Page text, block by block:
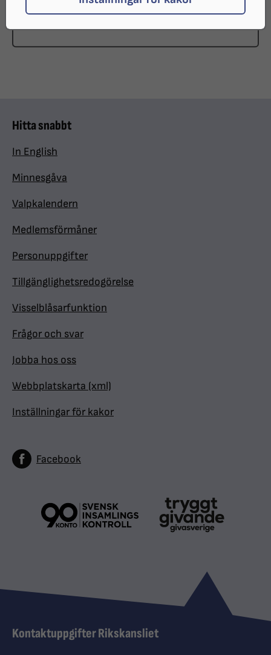
Karlstad - Sandgrund
Hitta snabbt
In English
Minnesgåva
Valpkalendern
Medlemsförmåner
Personuppgifter
Tillgänglighetsredogörelse
Visselblåsarfunktion
Frågor och svar
Jobba hos oss
Webbplatskarta (xml)
Inställningar för kakor
Facebook
Kontaktuppgifter Rikskansliet